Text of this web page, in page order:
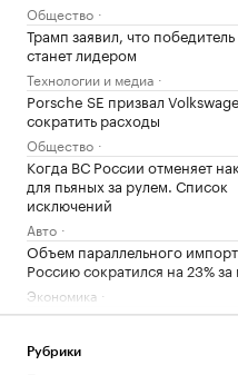
Общество
Трамп заявил, что
станет лидером
Технологии и медиа
Porsche SE призвал
сократить расходы
Общество
Когда ВС России отменяет
для пьяных за рулем. Список
исключений
Авто
Объем параллельного
Россию сократился на 23% за
Экономика
Суд Петербурга вынес
Общество
Рубрики